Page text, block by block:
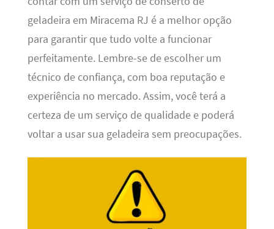
geladeira em Miracema RJ é a melhor opção
para garantir que tudo volte a funcionar
perfeitamente. Lembre-se de escolher um
técnico de confiança, com boa reputação e
experiência no mercado. Assim, você terá a
certeza de um serviço de qualidade e poderá
voltar a usar sua geladeira sem preocupações.